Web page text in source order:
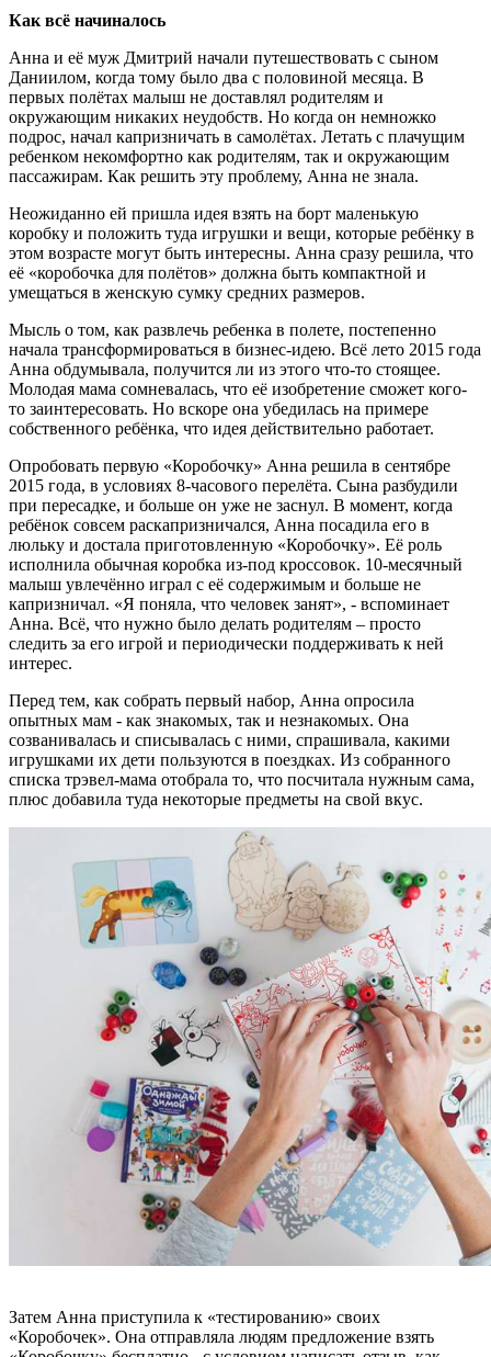
Как всё начиналось
Анна и её муж Дмитрий начали путешествовать с сыном
Даниилом, когда тому было два с половиной месяца. В
первых полётах малыш не доставлял родителям и
окружающим никаких неудобств. Но когда он немножко
подрос, начал капризничать в самолётах. Летать с плачущим
ребенком некомфортно как родителям, так и окружающим
пассажирам. Как решить эту проблему, Анна не знала.
Неожиданно ей пришла идея взять на борт маленькую
коробку и положить туда игрушки и вещи, которые ребёнку в
этом возрасте могут быть интересны. Анна сразу решила, что
её «коробочка для полётов» должна быть компактной и
умещаться в женскую сумку средних размеров.
Мысль о том, как развлечь ребенка в полете, постепенно
начала трансформироваться в бизнес-идею. Всё лето 2015 года
Анна обдумывала, получится ли из этого что-то стоящее.
Молодая мама сомневалась, что её изобретение сможет кого-
то заинтересовать. Но вскоре она убедилась на примере
собственного ребёнка, что идея действительно работает.
Опробовать первую «Коробочку» Анна решила в сентябре
2015 года, в условиях 8-часового перелёта. Сына разбудили
при пересадке, и больше он уже не заснул. В момент, когда
ребёнок совсем раскапризничался, Анна посадила его в
люльку и достала приготовленную «Коробочку». Её роль
исполнила обычная коробка из-под кроссовок. 10-месячный
малыш увлечённо играл с её содержимым и больше не
капризничал. «Я поняла, что человек занят», - вспоминает
Анна. Всё, что нужно было делать родителям – просто
следить за его игрой и периодически поддерживать к ней
интерес.
Перед тем, как собрать первый набор, Анна опросила
опытных мам - как знакомых, так и незнакомых. Она
созванивалась и списывалась с ними, спрашивала, какими
игрушками их дети пользуются в поездках. Из собранного
списка трэвел-мама отобрала то, что посчитала нужным сама,
плюс добавила туда некоторые предметы на свой вкус.
Затем Анна приступила к «тестированию» своих
«Коробочек». Она отправляла людям предложение взять